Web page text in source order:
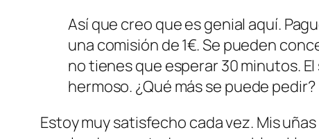
Así que creo que es genial aquí.
una comisión de 1€. Se pueden
no tienes que esperar 30 minutos.
hermoso. ¿Qué más se puede pedir?
Estoy muy satisfecho cada vez. Mis